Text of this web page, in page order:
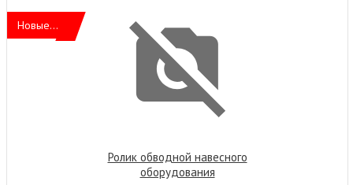
Новые...
Ролик обводной навесного
оборудования